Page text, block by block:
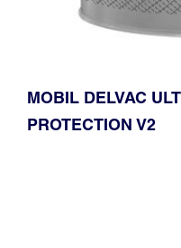
MOBIL DELVAC
PROTECTION V2